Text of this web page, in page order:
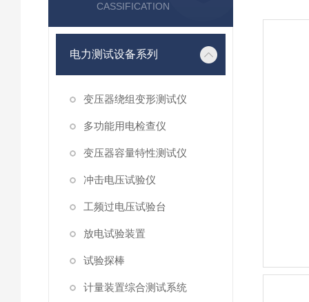
CASSIFICATION
电力测试设备系列
变压器绕组变形测试仪
多功能用电检查仪
变压器容量特性测试仪
冲击电压试验仪
工频过电压试验台
放电试验装置
试验探棒
计量装置综合测试系统